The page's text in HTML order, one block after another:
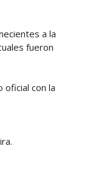
a la
fueron
con la